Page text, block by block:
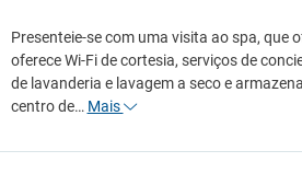
Presenteie-se com uma visita ao spa,
oferece Wi-Fi de cortesia, serviços de
de lavanderia e lavagem a seco e
centro de… Mais